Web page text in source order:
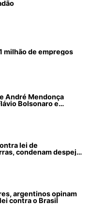
milhão de empregos
André Mendonça
Bolsonaro e
lei de
condenam despejos
argentinos opinam
contra o Brasil